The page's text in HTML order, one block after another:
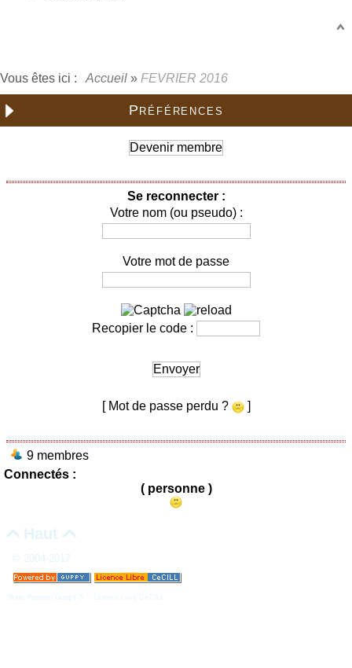
Vous êtes ici : Accueil » FEVRIER 2016
Préférences
Devenir membre
Se reconnecter :
Votre nom (ou pseudo) :
Votre mot de passe
Recopier le code :
Envoyer
[ Mot de passe perdu ? ]
9 membres
Connectés :
( personne )
Haut 
© 2004-2017
Skins Papinou GuppY 5